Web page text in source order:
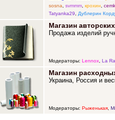
sosna, svmmm, крохин,
Tatyanka29, Дублерин
Магазин
Продажа изделий
Модераторы: Lennox, La Ra
Магазин
Украина, Россия и
Модераторы: Рыженькая,